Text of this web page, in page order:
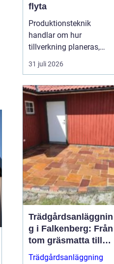
flyta
Produktionsteknik
handlar om hur
tillverkning planeras,
organiseras och
genomförs i praktiken.
samspelet mellan
maskiner, människor,
material och styrsystem.
När dessa delar fungerar
tillsammans minskar
spill, driftstopp och
kostnader...
31 juli 2026
Trädgårdsanläggnin
g i Falkenberg: Från
tom gräsmatta till
genomtänkt helhet
Trädgårdsanläggning